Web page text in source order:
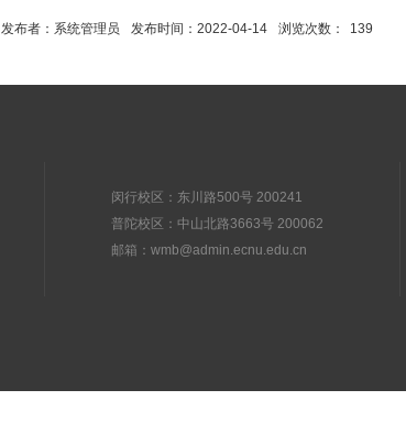
发布者：系统管理员 发布时间：2022-04-14 浏览次数： 139
闵行校区：东川路500号 200241
普陀校区：中山北路3663号 200062
邮箱：wmb@admin.ecnu.edu.cn